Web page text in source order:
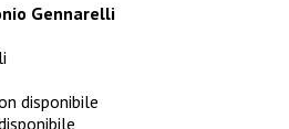
Gennarelli
disponibile